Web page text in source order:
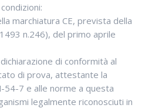
marchiatura CE, prevista della
n.246), del primo aprile
di conformità al
di prova, attestante la
54-7 e alle norme a questa
legalmente riconosciuti in